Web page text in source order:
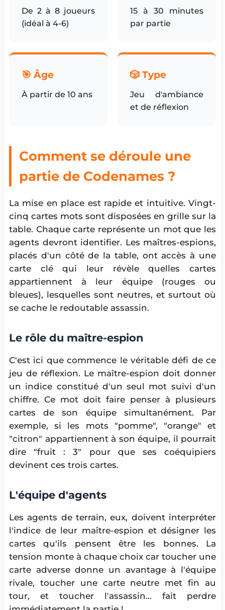
De 2 à 8 joueurs
(idéal à 4-6)
15 à 30 minutes
par partie
🎯 Âge
À partir de 10 ans
🎲 Type
Jeu d'ambiance
et de réflexion
Comment se déroule une
partie de Codenames ?
La mise en place est rapide et intuitive. Vingt-
cinq cartes mots sont disposées en grille sur la
table. Chaque carte représente un mot que les
agents devront identifier. Les maîtres-espions,
placés d'un côté de la table, ont accès à une
carte clé qui leur révèle quelles cartes
appartiennent à leur équipe (rouges ou
bleues), lesquelles sont neutres, et surtout où
se cache le redoutable assassin.
Le rôle du maître-espion
C'est ici que commence le véritable défi de ce
jeu de réflexion. Le maître-espion doit donner
un indice constitué d'un seul mot suivi d'un
chiffre. Ce mot doit faire penser à plusieurs
cartes de son équipe simultanément. Par
exemple, si les mots "pomme", "orange" et
"citron" appartiennent à son équipe, il pourrait
dire "fruit : 3" pour que ses coéquipiers
devinent ces trois cartes.
L'équipe d'agents
Les agents de terrain, eux, doivent interpréter
l'indice de leur maître-espion et désigner les
cartes qu'ils pensent être les bonnes. La
tension monte à chaque choix car toucher une
carte adverse donne un avantage à l'équipe
rivale, toucher une carte neutre met fin au
tour, et toucher l'assassin... fait perdre